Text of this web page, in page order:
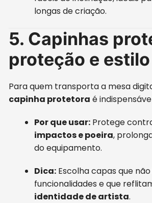
longas de criação.
5. Capinhas
proteção e estilo
Para quem transporta a mesa
capinha protetora é
Por que usar: Protege
impactos e poeira,
do equipamento.
Dica: Escolha capas que
funcionalidades e que
identidade de artista.